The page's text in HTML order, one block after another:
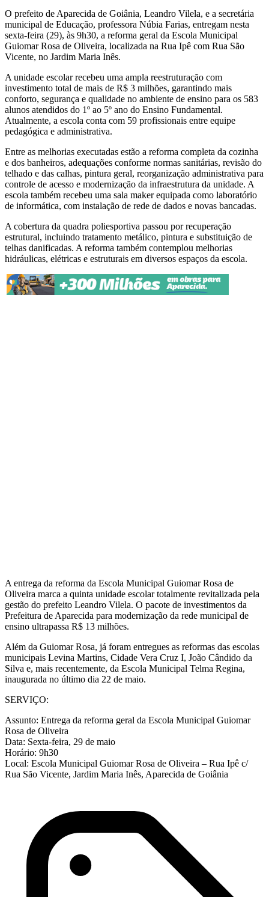
O prefeito de Aparecida de Goiânia, Leandro Vilela, e a secretária
municipal de Educação, professora Núbia Farias, entregam nesta
sexta-feira (29), às 9h30, a reforma geral da Escola Municipal
Guiomar Rosa de Oliveira, localizada na Rua Ipê com Rua São
Vicente, no Jardim Maria Inês.
A unidade escolar recebeu uma ampla reestruturação com
investimento total de mais de R$ 3 milhões, garantindo mais
conforto, segurança e qualidade no ambiente de ensino para os 583
alunos atendidos do 1º ao 5º ano do Ensino Fundamental.
Atualmente, a escola conta com 59 profissionais entre equipe
pedagógica e administrativa.
Entre as melhorias executadas estão a reforma completa da cozinha
e dos banheiros, adequações conforme normas sanitárias, revisão do
telhado e das calhas, pintura geral, reorganização administrativa para
controle de acesso e modernização da infraestrutura da unidade. A
escola também recebeu uma sala maker equipada como laboratório
de informática, com instalação de rede de dados e novas bancadas.
A cobertura da quadra poliesportiva passou por recuperação
estrutural, incluindo tratamento metálico, pintura e substituição de
telhas danificadas. A reforma também contemplou melhorias
hidráulicas, elétricas e estruturais em diversos espaços da escola.
A entrega da reforma da Escola Municipal Guiomar Rosa de
Oliveira marca a quinta unidade escolar totalmente revitalizada pela
gestão do prefeito Leandro Vilela. O pacote de investimentos da
Prefeitura de Aparecida para modernização da rede municipal de
ensino ultrapassa R$ 13 milhões.
Além da Guiomar Rosa, já foram entregues as reformas das escolas
municipais Levina Martins, Cidade Vera Cruz I, João Cândido da
Silva e, mais recentemente, da Escola Municipal Telma Regina,
inaugurada no último dia 22 de maio.
SERVIÇO:
Assunto: Entrega da reforma geral da Escola Municipal Guiomar
Rosa de Oliveira
Data: Sexta-feira, 29 de maio
Horário: 9h30
Local: Escola Municipal Guiomar Rosa de Oliveira – Rua Ipê c/
Rua São Vicente, Jardim Maria Inês, Aparecida de Goiânia